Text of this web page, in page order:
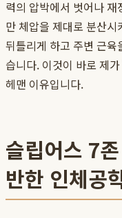
력의 압박에서 벗어나
만 체압을 제대로 분산
뒤틀리게 하고 주변 근
습니다. 이것이 바로 제
헤맨 이유입니다.
슬립어스 7
반한 인체공